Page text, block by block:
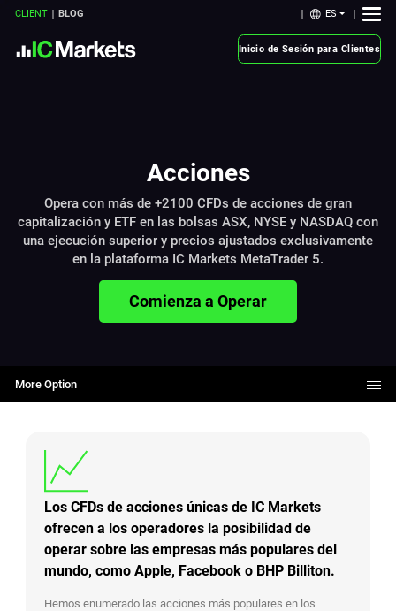
CLIENT BLOG ES
Inicio de Sesión para Clientes
Acciones
Opera con más de +2100 CFDs de acciones de gran
capitalización y ETF en las bolsas ASX, NYSE y NASDAQ con
una ejecución superior y precios ajustados exclusivamente
en la plataforma IC Markets MetaTrader 5.
Comienza a Operar
More Option
Los CFDs de acciones únicas de IC Markets
ofrecen a los operadores la posibilidad de
operar sobre las empresas más populares del
mundo, como Apple, Facebook o BHP Billiton.
Hemos enumerado las acciones más populares en los